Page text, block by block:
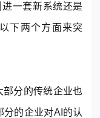
一套新系统还是
下两个方面来突
部分的传统企业也
的企业对AI的认